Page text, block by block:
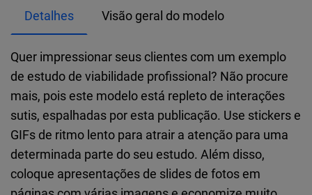
Detalhes Visão geral do modelo
Quer impressionar seus clientes com um exemplo
de estudo de viabilidade profissional? Não procure
mais, pois este modelo está repleto de interações
sutis, espalhadas por esta publicação. Use stickers e
GIFs de ritmo lento para atrair a atenção para uma
determinada parte do seu estudo. Além disso,
coloque apresentações de slides de fotos em